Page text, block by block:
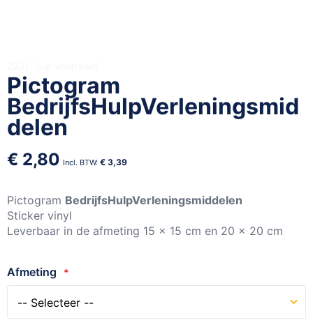
Pictogram
BedrijfsHulpVerleningsmid
delen
€ 2,80 € 3,39
Pictogram BedrijfsHulpVerleningsmiddelen
Sticker vinyl
Leverbaar in de afmeting 15 x 15 cm en 20 x 20 cm
Afmeting
naar
het
begin
van
afbeeldingen-
gallerij